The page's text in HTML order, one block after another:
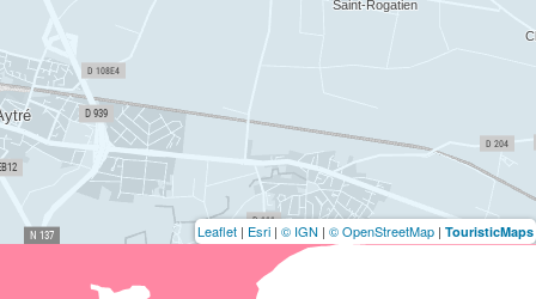
Leaflet | Esri | © IGN | © OpenStreetMap | TouristicMaps